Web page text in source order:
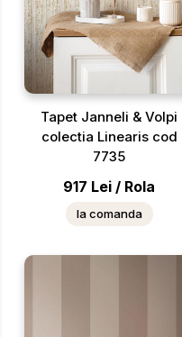
Tapet Janneli & Volpi
colectia Linearis cod
7735
917 Lei / Rola
la comanda